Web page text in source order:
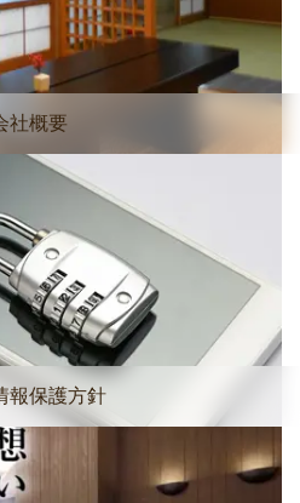
社概要
報保護方針